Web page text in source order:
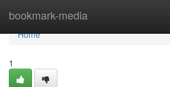
bookmark-media
Home
Home
1